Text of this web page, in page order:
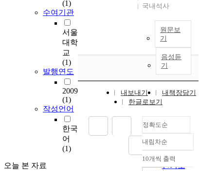
(1)
수여기관
서울
대학
교
(1)
발행연도
2009
(1)
작성언어
한국
어
(1)
오늘 본 자료
국내석사
원문보
기
음성듣
기
내보내기
내책장담기
한글로보기
정확도순
정확도
순
인기도
내림차순
내림차순
10개씩 출력